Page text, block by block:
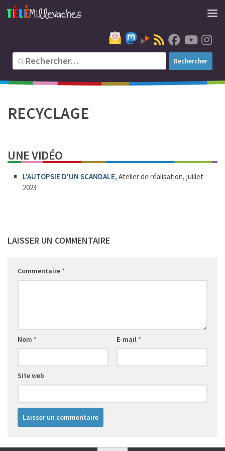
RECYCLAGE
UNE VIDÉO
L'AUTOPSIE D'UN SCANDALE, Atelier de réalisation, juillet
2023
LAISSER UN COMMENTAIRE
Commentaire*
Nom * E-mail*
Site web